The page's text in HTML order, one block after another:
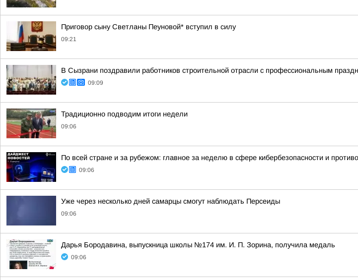
Приговор сыну Светланы Пеуновой* вступил в силу
09:21
В Сызрани поздравили работников строительной отрасли с профессиональным
09:09
Традиционно подводим итоги недели
09:06
По всей стране и за рубежом: главное за неделю в сфере кибербезопасности и
09:06
Уже через несколько дней самарцы смогут наблюдать Персеиды
09:06
Дарья Бородавина, выпускница школы №174 им. И. П. Зорина, получила медаль
09:06